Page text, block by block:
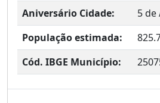
Aniversário Cidade:
5 de
População estimada:
Cód. IBGE Município: